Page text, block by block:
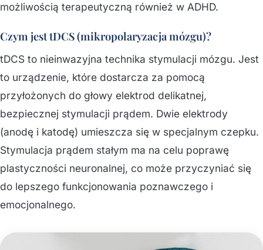
możliwością terapeutyczną również w ADHD.
Czym jest tDCS (mikropolaryzacja mózgu)?
tDCS to nieinwazyjna technika stymulacji mózgu. Jest
to urządzenie, które dostarcza za pomocą
przyłożonych do głowy elektrod delikatnej,
bezpiecznej stymulacji prądem. Dwie elektrody
(anodę i katodę) umieszcza się w specjalnym czepku.
Stymulacja prądem stałym ma na celu poprawę
plastyczności neuronalnej, co może przyczyniać się
do lepszego funkcjonowania poznawczego i
emocjonalnego.